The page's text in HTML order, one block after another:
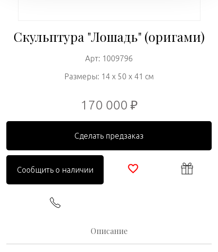
Скульптура "Лошадь" (оригами)
Арт: 1009796
Размеры: 14 x 50 x 41 см
170 000 ₽
Сделать предзаказ
Сообщить о наличии
Описание